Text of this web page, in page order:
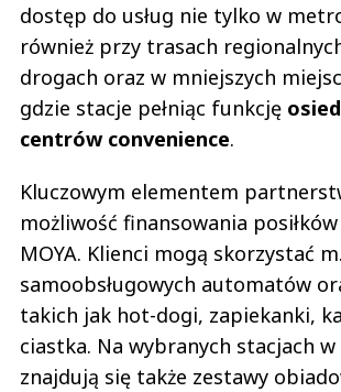
dostęp do usług nie tylko w
również przy trasach
drogach oraz w mniejszych
gdzie stacje pełniąc funkcję
centrów convenience.
Kluczowym elementem
możliwość finansowania posiłków
MOYA. Klienci mogą skorzystać
samoobsługowych automatów
takich jak hot-dogi, zapiekanki,
ciastka. Na wybranych stacjach w
znajdują się także zestawy